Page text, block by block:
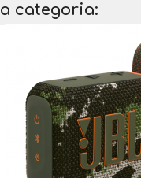
categoria: